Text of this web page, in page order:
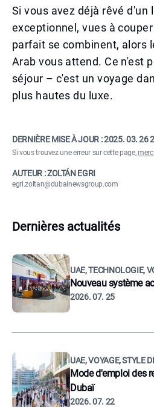
Si vous avez déjà rêvé d'un
exceptionnel, vues à
parfait se combinent, alors
Arab vous attend. Ce n'est
séjour – c'est un voyage
plus hautes du luxe.
DERNIÈRE MISE À JOUR :2025. 03. 26
Si vous trouvez une erreur sur cette page,
AUTEUR : ZOLTÁN EGRI
egri.zoltan@dubainewsgroup.com
Dernières actualités
UAE, TECHNOLOGIE,
Nouveau système
2026. 07. 25
UAE, VOYAGE, STYLE
Mode d'emploi des
Dubaï
2026. 07. 22